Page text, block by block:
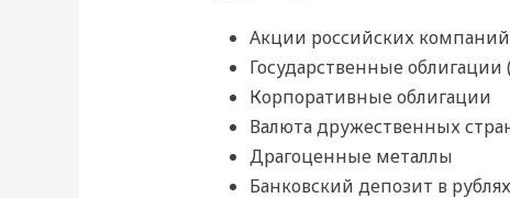
Акции российских компаний
Государственные
Корпоративные облигации
Валюта дружественных
Драгоценные металлы
Банковский депозит в рублях